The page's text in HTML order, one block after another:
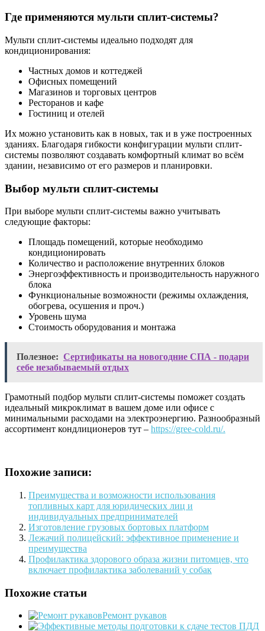
Где применяются мульти сплит-системы?
Мульти сплит-системы идеально подходят для
кондиционирования:
Частных домов и коттеджей
Офисных помещений
Магазинов и торговых центров
Ресторанов и кафе
Гостиниц и отелей
Их можно установить как в новых, так и в уже построенных
зданиях. Благодаря гибкости конфигурации мульти сплит-
системы позволяют создавать комфортный климат во всём
здании, независимо от его размеров и планировки.
Выбор мульти сплит-системы
При выборе мульти сплит-системы важно учитывать
следующие факторы:
Площадь помещений, которые необходимо
кондиционировать
Количество и расположение внутренних блоков
Энергоэффективность и производительность наружного
блока
Функциональные возможности (режимы охлаждения,
обогрева, осушения и проч.)
Уровень шума
Стоимость оборудования и монтажа
Полезное: Сертификаты на новогодние СПА - подари
себе незабываемый отдых
Грамотный подбор мульти сплит-системы поможет создать
идеальный микроклимат в вашем доме или офисе с
минимальными расходами на электроэнергию. Разнообразный
ассортимент кондлиционеров тут – https://gree-cold.ru/.
Похожие записи:
Преимущества и возможности использования
топливных карт для юридических лиц и
индивидуальных предпринимателей
Изготовление грузовых бортовых платформ
Лежачий полицейский: эффективное применение и
преимущества
Профилактика здорового образа жизни питомцев, что
включает профилактика заболеваний у собак
Похожие статьи
Ремонт рукавов